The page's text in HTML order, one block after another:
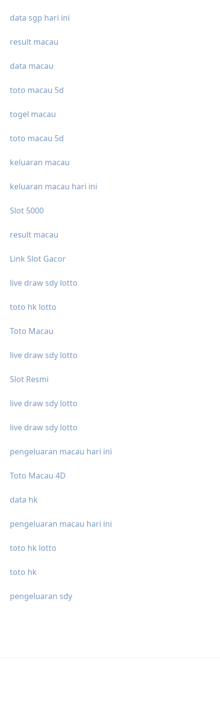
data sgp hari ini
result macau
data macau
toto macau 5d
togel macau
toto macau 5d
keluaran macau
keluaran macau hari ini
Slot 5000
result macau
Link Slot Gacor
live draw sdy lotto
toto hk lotto
Toto Macau
live draw sdy lotto
Slot Resmi
live draw sdy lotto
live draw sdy lotto
pengeluaran macau hari ini
Toto Macau 4D
data hk
pengeluaran macau hari ini
toto hk lotto
toto hk
pengeluaran sdy